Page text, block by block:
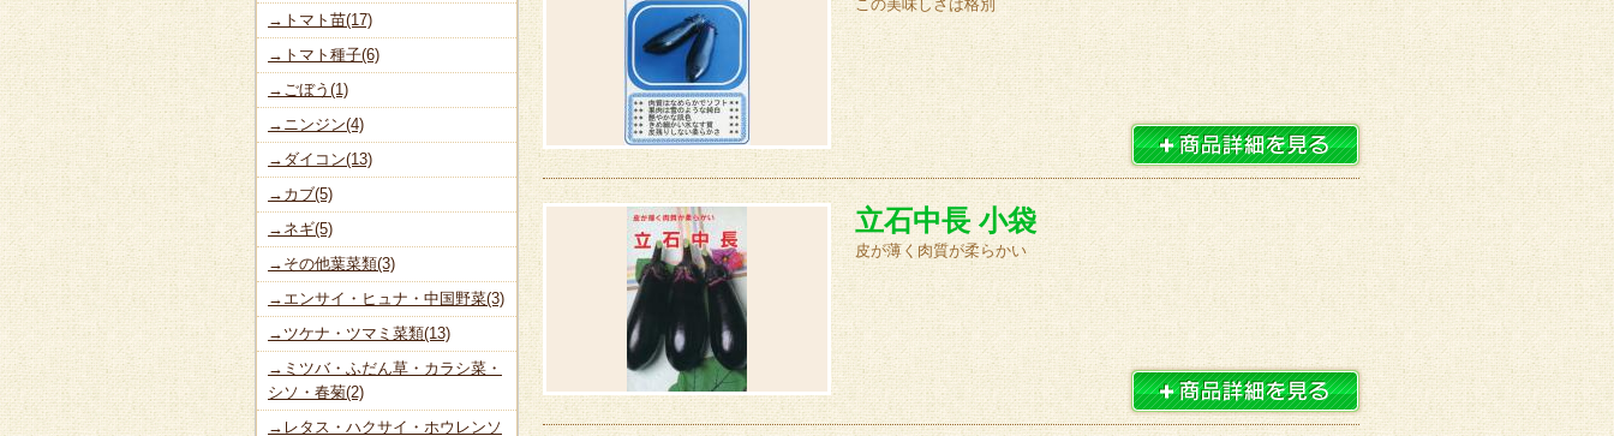
この美味しさは格別
立石中長 小袋
皮が薄く肉質が柔らかい
→トマト苗(17)
→トマト種子(6)
→ごぼう(1)
→ニンジン(4)
→ダイコン(13)
→カブ(5)
→ネギ(5)
→その他葉菜類(3)
→エンサイ・ヒュナ・中国野菜(3)
→ツケナ・ツマミ菜類(13)
→ミツバ・ふだん草・カラシ菜・
シソ・春菊(2)
→レタス・ハクサイ・ホウレンソ